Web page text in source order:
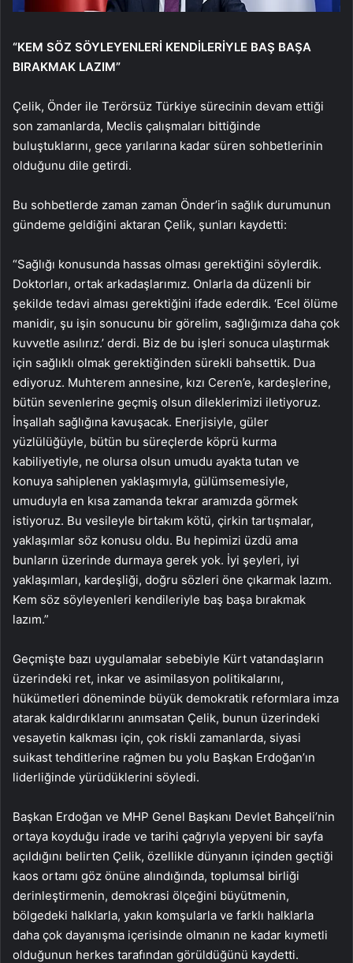
“KEM SÖZ SÖYLEYENLERİ KENDİLERİYLE BAŞ BAŞA
BIRAKMAK LAZIM”
Çelik, Önder ile Terörsüz Türkiye sürecinin devam ettiği
son zamanlarda, Meclis çalışmaları bittiğinde
buluştuklarını, gece yarılarına kadar süren sohbetlerinin
olduğunu dile getirdi.
Bu sohbetlerde zaman zaman Önder’in sağlık durumunun
gündeme geldiğini aktaran Çelik, şunları kaydetti:
“Sağlığı konusunda hassas olması gerektiğini söylerdik.
Doktorları, ortak arkadaşlarımız. Onlarla da düzenli bir
şekilde tedavi alması gerektiğini ifade ederdik. ‘Ecel ölüme
manidir, şu işin sonucunu bir görelim, sağlığımıza daha çok
kuvvetle asılırız.’ derdi. Biz de bu işleri sonuca ulaştırmak
için sağlıklı olmak gerektiğinden sürekli bahsettik. Dua
ediyoruz. Muhterem annesine, kızı Ceren’e, kardeşlerine,
bütün sevenlerine geçmiş olsun dileklerimizi iletiyoruz.
İnşallah sağlığına kavuşacak. Enerjisiyle, güler
yüzlülüğüyle, bütün bu süreçlerde köprü kurma
kabiliyetiyle, ne olursa olsun umudu ayakta tutan ve
konuya sahiplenen yaklaşımıyla, gülümsemesiyle,
umuduyla en kısa zamanda tekrar aramızda görmek
istiyoruz. Bu vesileyle birtakım kötü, çirkin tartışmalar,
yaklaşımlar söz konusu oldu. Bu hepimizi üzdü ama
bunların üzerinde durmaya gerek yok. İyi şeyleri, iyi
yaklaşımları, kardeşliği, doğru sözleri öne çıkarmak lazım.
Kem söz söyleyenleri kendileriyle baş başa bırakmak
lazım.”
Geçmişte bazı uygulamalar sebebiyle Kürt vatandaşların
üzerindeki ret, inkar ve asimilasyon politikalarını,
hükümetleri döneminde büyük demokratik reformlara imza
atarak kaldırdıklarını anımsatan Çelik, bunun üzerindeki
vesayetin kalkması için, çok riskli zamanlarda, siyasi
suikast tehditlerine rağmen bu yolu Başkan Erdoğan’ın
liderliğinde yürüdüklerini söyledi.
Başkan Erdoğan ve MHP Genel Başkanı Devlet Bahçeli’nin
ortaya koyduğu irade ve tarihi çağrıyla yepyeni bir sayfa
açıldığını belirten Çelik, özellikle dünyanın içinden geçtiği
kaos ortamı göz önüne alındığında, toplumsal birliği
derinleştirmenin, demokrasi ölçeğini büyütmenin,
bölgedeki halklarla, yakın komşularla ve farklı halklarla
daha çok dayanışma içerisinde olmanın ne kadar kıymetli
olduğunun herkes tarafından görüldüğünü kaydetti.